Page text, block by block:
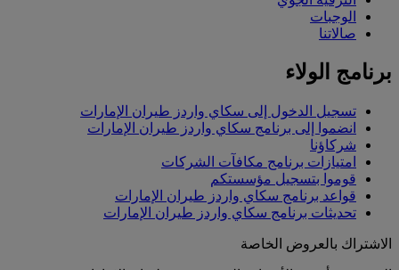
الوجبات
صالاتنا
برنامج الولاء
تسجيل الدخول إلى سكاي واردز طيران الإمارات
انضموا إلى برنامج سكاي واردز طيران الإمارات
شركاؤنا
امتيازات برنامج مكافآت الشركات
قوموا بتسجيل مؤسستكم
قواعد برنامج سكاي واردز طيران الإمارات
تحديثات برنامج سكاي واردز طيران الإمارات
الاشتراك بالعروض الخاصة